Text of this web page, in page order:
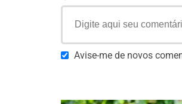
Avise-me de novos